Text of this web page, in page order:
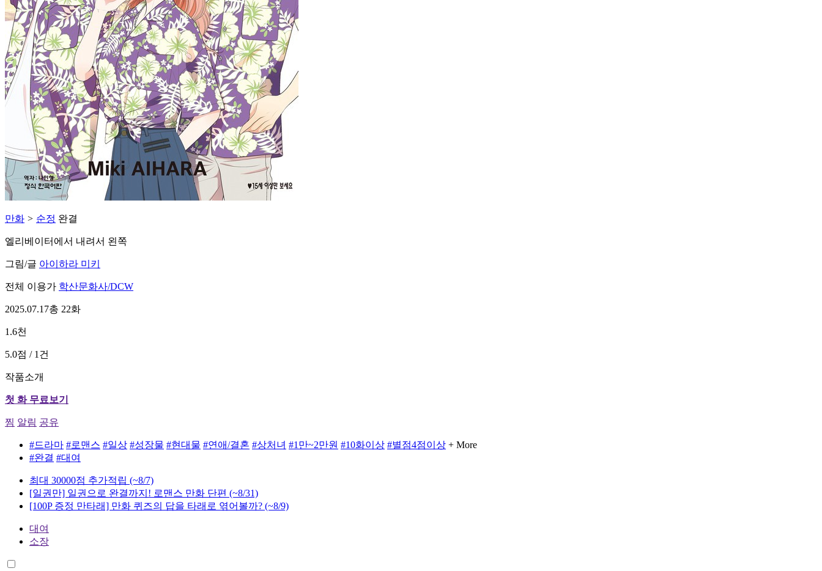
만화 > 순정 완결
엘리베이터에서 내려서 왼쪽
그림/글 아이하라 미키
전체 이용가 학산문화사/DCW
2025.07.17총 22화
1.6천
5.0점 / 1건
작품소개
첫 화 무료보기
찜 알림 공유
#드라마 #로맨스 #일상 #성장물 #현대물 #연애/결혼 #상처녀 #1만~2만원 #10화이상 #별점4점이상 + More
#완결 #대여
최대 30000점 추가적립 (~8/7)
[일권만] 일권으로 완결까지! 로맨스 만화 단편 (~8/31)
[100P 증정 만타래] 만화 퀴즈의 답을 타래로 엮어볼까? (~8/9)
대여
소장